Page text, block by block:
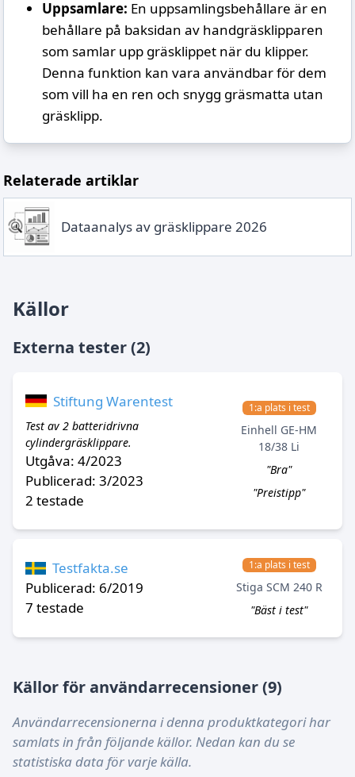
Uppsamlare: En uppsamlingsbehållare är en
behållare på baksidan av handgräsklipparen
som samlar upp gräsklippet när du klipper.
Denna funktion kan vara användbar för dem
som vill ha en ren och snygg gräsmatta utan
gräsklipp.
Relaterade artiklar
Dataanalys av gräsklippare 2026
Källor
Externa tester (2)
Stiftung Warentest
Test av 2 batteridrivna
cylindergräsklippare.
Utgåva: 4/2023
Publicerad: 3/2023
2 testade
1:a plats i test
Einhell GE-HM
18/38 Li
"Bra"
"Preistipp"
Testfakta.se
Publicerad: 6/2019
7 testade
1:a plats i test
Stiga SCM 240 R
"Bäst i test"
Källor för användarrecensioner (9)
Användarrecensionerna i denna produktkategori har
samlats in från följande källor. Nedan kan du se
statistiska data för varje källa.